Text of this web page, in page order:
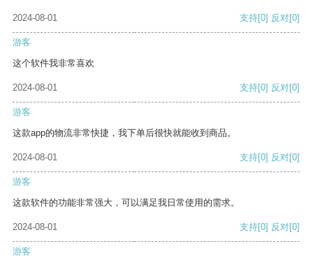
2024-08-01 支持[0] 反对[0]
游客
这个软件我非常喜欢
2024-08-01 支持[0] 反对[0]
游客
这款app的物流非常快捷，我下单后很快就能收到商品。
2024-08-01 支持[0] 反对[0]
游客
这款软件的功能非常强大，可以满足我日常使用的需求。
2024-08-01 支持[0] 反对[0]
游客